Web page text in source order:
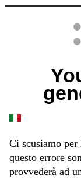
Ci scusiamo
questo errore
provvederà ad